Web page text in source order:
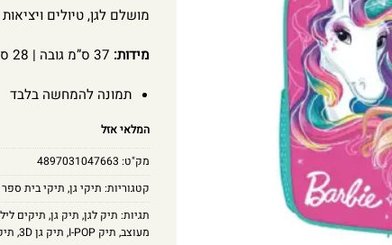
מושלם לגן, טיולים
מידות:
תמונה להמחשה בלבד
המלאי אזל
מק"ט: 4897031047663
קטגוריות: תיקי גן, תיקי בית ספר
תגיות: תיק לגן, תיק גן, תיקים
מעוצב, תיק I-POP , תיק גן 3D ,